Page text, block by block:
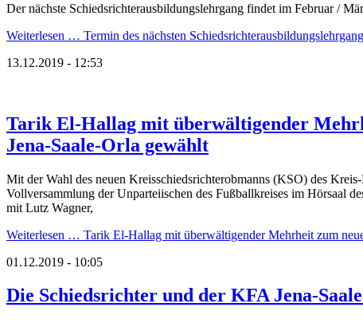
Der nächste Schiedsrichterausbildungslehrgang findet im Februar /
Weiterlesen … Termin des nächsten
13.12.2019 - 12:53
Tarik El-Hallag mit überwältigender
Jena-Saale-Orla gewählt
Mit der Wahl des neuen Kreisschiedsrichterobmanns (KSO) des
Vollversammlung der Unparteiischen des Fußballkreises im Hörsaal
mit Lutz Wagner,
Weiterlesen … Tarik El-Hallag mit überwältigender Mehrheit zum
01.12.2019 - 10:05
Die Schiedsrichter und der KFA Jena-